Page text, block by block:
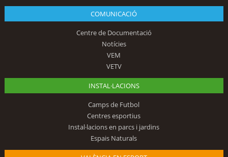
COMUNICACIÓ
Centre de Documentació
Notícies
VEM
VETV
INSTAL·LACIONS
Camps de Futbol
Centres esportius
Instal·lacions en parcs i jardins
Espais Naturals